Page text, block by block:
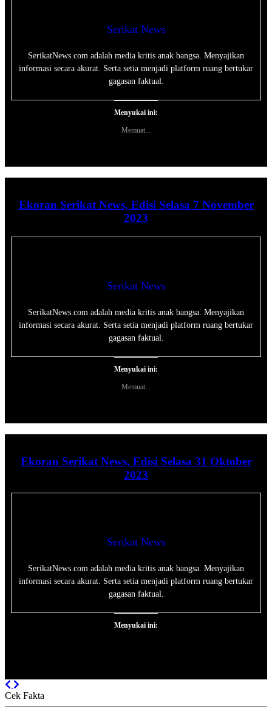
Serikat News
SerikatNews.com adalah media kritis anak bangsa. Menyajikan
informasi secara akurat. Serta setia menjadi platform ruang bertukar
gagasan faktual.
Menyukai ini:
Memuat...
Ekoran Serikat News, Edisi Selasa 7 November
2023
Serikat News
SerikatNews.com adalah media kritis anak bangsa. Menyajikan
informasi secara akurat. Serta setia menjadi platform ruang bertukar
gagasan faktual.
Menyukai ini:
Memuat...
Ekoran Serikat News, Edisi Selasa 31 Oktober
2023
Serikat News
SerikatNews.com adalah media kritis anak bangsa. Menyajikan
informasi secara akurat. Serta setia menjadi platform ruang bertukar
gagasan faktual.
Menyukai ini:
Previous
Cek Fakta